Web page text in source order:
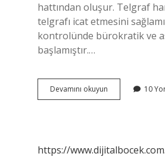
hattından oluşur. Telgraf
telgrafı icat etmesini
kontrolünde bürokratik ve
başlamıştır.…
Devamını okuyun
Nedir
10
https://